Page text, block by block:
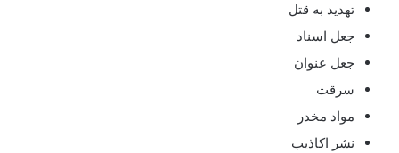
تهدید به قتل
جعل اسناد
جعل عنوان
سرقت
مواد مخدر
نشر اکاذیب